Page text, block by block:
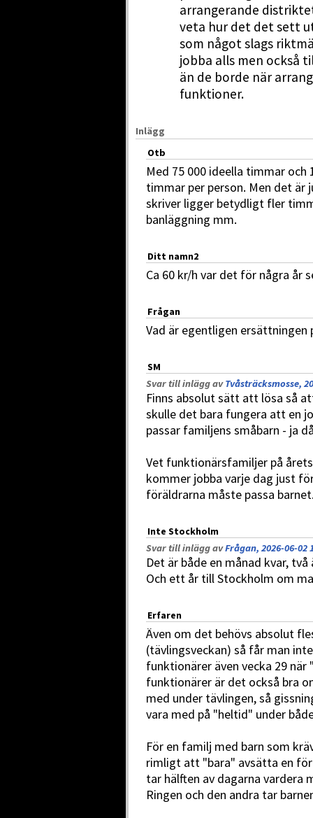
arrangerande
veta hur det det sett
som något slags
jobba alls men också
än de borde när
funktioner.
Inlägg
Otb
Med 75 000 ideella timmar
timmar per person. Men det
skriver ligger betydligt fler
banläggning mm.
Ditt namn2
Ca 60 kr/h var det för några år
Frågan
Vad är egentligen
SM
Svar till inlägg avTvåsträcksmosse,
Finns absolut sätt att lösa så
skulle det bara fungera att en
passar familjens småbarn - ja
Vet funktionärsfamiljer på
kommer jobba varje dag just
föräldrarna måste passa
Inte Stockholm
Svar till inlägg avFrågan, 2026-06-02
Det är både en månad kvar,
Och ett år till Stockholm om
Erfaren
Även om det behövs absolut
(tävlingsveckan) så får man
funktionärer även vecka 29
funktionärer är det också bra
med under tävlingen, så
vara med på "heltid" under
För en familj med barn som
rimligt att "bara" avsätta en
tar hälften av dagarna vardera
Ringen och den andra tar